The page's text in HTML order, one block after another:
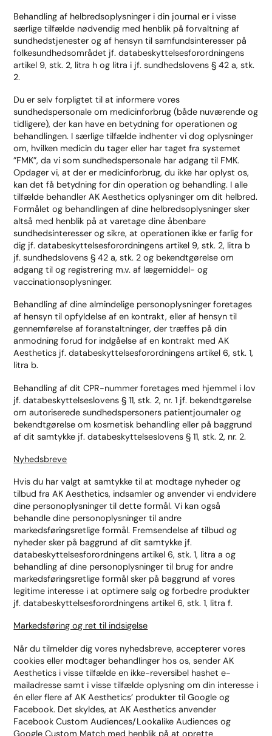
Behandling af helbredsoplysninger i din journal er i visse
særlige tilfælde nødvendig med henblik på forvaltning af
sundhedstjenester og af hensyn til samfundsinteresser på
folkesundhedsområdet jf. databeskyttelsesforordningens
artikel 9, stk. 2, litra h og litra i jf. sundhedslovens § 42 a, stk.
2.
Du er selv forpligtet til at informere vores
sundhedspersonale om medicinforbrug (både nuværende og
tidligere), der kan have en betydning for operationen og
behandlingen. I særlige tilfælde indhenter vi dog oplysninger
om, hvilken medicin du tager eller har taget fra systemet
”FMK”, da vi som sundhedspersonale har adgang til FMK.
Opdager vi, at der er medicinforbrug, du ikke har oplyst os,
kan det få betydning for din operation og behandling. I alle
tilfælde behandler AK Aesthetics oplysninger om dit helbred.
Formålet og behandlingen af dine helbredsoplysninger sker
altså med henblik på at varetage dine åbenbare
sundhedsinteresser og sikre, at operationen ikke er farlig for
dig jf. databeskyttelsesforordningens artikel 9, stk. 2, litra b
jf. sundhedslovens § 42 a, stk. 2 og bekendtgørelse om
adgang til og registrering m.v. af lægemiddel- og
vaccinationsoplysninger.
Behandling af dine almindelige personoplysninger foretages
af hensyn til opfyldelse af en kontrakt, eller af hensyn til
gennemførelse af foranstaltninger, der træffes på din
anmodning forud for indgåelse af en kontrakt med AK
Aesthetics jf. databeskyttelsesforordningens artikel 6, stk. 1,
litra b.
Behandling af dit CPR-nummer foretages med hjemmel i lov
jf. databeskyttelseslovens § 11, stk. 2, nr. 1 jf. bekendtgørelse
om autoriserede sundhedspersoners patientjournaler og
bekendtgørelse om kosmetisk behandling eller på baggrund
af dit samtykke jf. databeskyttelseslovens § 11, stk. 2, nr. 2.
Nyhedsbreve
Hvis du har valgt at samtykke til at modtage nyheder og
tilbud fra AK Aesthetics, indsamler og anvender vi endvidere
dine personoplysninger til dette formål. Vi kan også
behandle dine personoplysninger til andre
markedsføringsretlige formål. Fremsendelse af tilbud og
nyheder sker på baggrund af dit samtykke jf.
databeskyttelsesforordningens artikel 6, stk. 1, litra a og
behandling af dine personoplysninger til brug for andre
markedsføringsretlige formål sker på baggrund af vores
legitime interesse i at optimere salg og forbedre produkter
jf. databeskyttelsesforordningens artikel 6, stk. 1, litra f.
Markedsføring og ret til indsigelse
Når du tilmelder dig vores nyhedsbreve, accepterer vores
cookies eller modtager behandlinger hos os, sender AK
Aesthetics i visse tilfælde en ikke-reversibel hashet e-
mailadresse samt i visse tilfælde oplysning om din interesse i
én eller flere af AK Aesthetics’ produkter til Google og
Facebook. Det skyldes, at AK Aesthetics anvender
Facebook Custom Audiences/Lookalike Audiences og
Google Custom Match med henblik på at oprette